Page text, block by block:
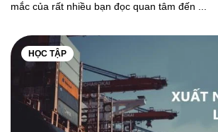
mắc của rất nhiều bạn đọc quan tâm đến ...
HỌC TẬP